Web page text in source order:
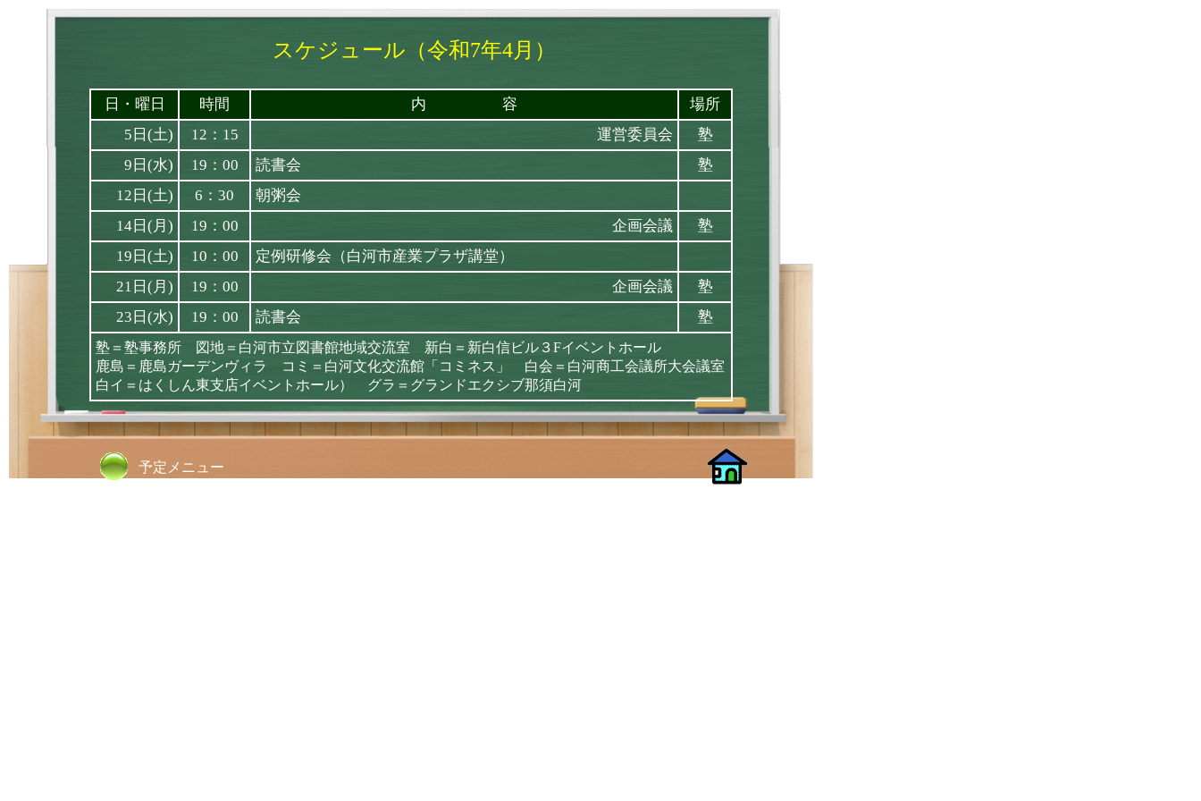
スケジュール（令和7年4月）
日・曜日 時間 内 容
場所
5日(土)
12：15 運営委員会
塾
9日(水)
19：00 読書会
塾
12日(土)
6：30
朝粥会
14日(月)
19：00 企画会議
塾
19日(土)
10：00
定例研修会（白河市産業プラザ講堂）
21日(月)
19：00 企画会議
塾
23日(水)
19：00 読書会 塾
塾＝塾事務所 図地＝白河市立図書館地域交流室 新白＝新白信ビル３Fイベントホール
鹿島＝鹿島ガーデンヴィラ コミ＝白河文化交流館「コミネス」 白会＝白河商工会議所大会議室
白イ＝はくしん東支店イベントホール） グラ＝グランドエクシブ那須白河
予定メニュー